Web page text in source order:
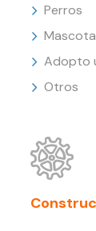
Perros
Adopto
Otros